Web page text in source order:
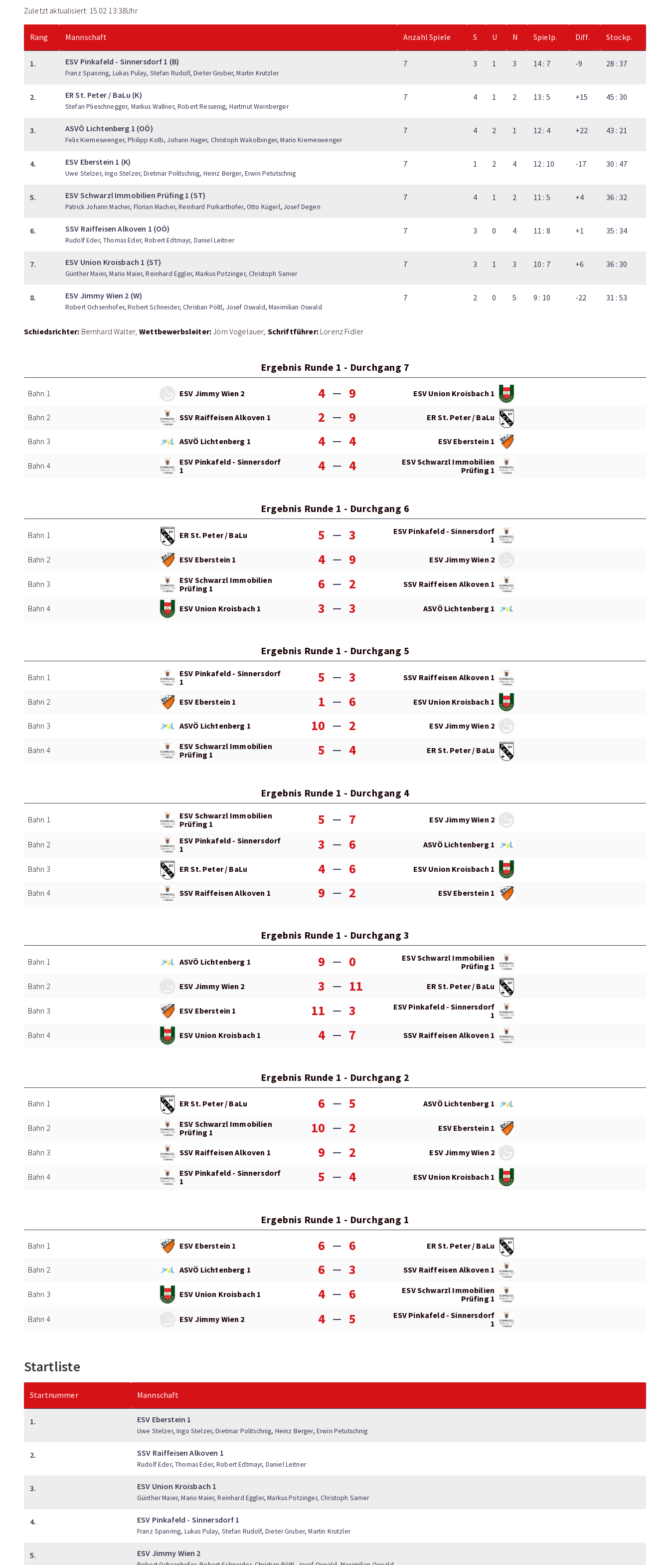
Zuletzt aktualisiert: 15.02 13:38Uhr
Rang Mannschaft Anzahl Spiele S U N Spielp. Diff. Stockp.
1. ESV Pinkafeld - Sinnersdorf 1 (B)
Franz Spanring, Lukas Pulay, Stefan Rudolf, Dieter Gruber, Martin Krutzler
7 3 1 3 14 : 7 -9 28 : 37
2. ER St. Peter / BaLu (K)
Stefan Plieschnegger, Markus Wallner, Robert Ressenig, Hartmut Weinberger
7 4 1 2 13 : 5 +15 45 : 30
3. ASVÖ Lichtenberg 1 (OÖ)
Felix Kiemeswenger, Philipp Kolb, Johann Hager, Christoph Wakolbinger, Mario Kiemeswenger
7 4 2 1 12 : 4 +22 43 : 21
4. ESV Eberstein 1 (K)
Uwe Stelzer, Ingo Stelzer, Dietmar Politschnig, Heinz Berger, Erwin Petutschnig
7 1 2 4 12 : 10 -17 30 : 47
5. ESV Schwarzl Immobilien Prüfing 1 (ST)
Patrick Johann Macher, Florian Macher, Reinhard Purkarthofer, Otto Kügerl, Josef Degen
7 4 1 2 11 : 5 +4 36 : 32
6. SSV Raiffeisen Alkoven 1 (OÖ)
Rudolf Eder, Thomas Eder, Robert Edtmayr, Daniel Leitner
7 3 0 4 11 : 8 +1 35 : 34
7. ESV Union Kroisbach 1 (ST)
Günther Maier, Mario Maier, Reinhard Eggler, Markus Potzinger, Christoph Samer
7 3 1 3 10 : 7 +6 36 : 30
8. ESV Jimmy Wien 2 (W)
Robert Ochsenhofer, Robert Schneider, Christian Pöltl, Josef Oswald, Maximilian Oswald
7 2 0 5 9 : 10 -22 31 : 53
Schiedsrichter: Bernhard Walter Wettbewerbsleiter:Jörn Vogelauer Schriftführer: Lorenz Fidler
Ergebnis Runde 1 - Durchgang 7
Bahn 1 ESV Jimmy Wien 2 4 9 ESV Union Kroisbach 1
Bahn 2 SSV Raiffeisen Alkoven 1 2 9 ER St. Peter / BaLu
Bahn 3 ASVÖ Lichtenberg 1 4 4 ESV Eberstein 1
Bahn 4
ESV Pinkafeld - Sinnersdorf
1
4 4
ESV Schwarzl Immobilien
Prüfing 1
Ergebnis Runde 1 - Durchgang 6
Bahn 1 ER St. Peter / BaLu 5 3
ESV Pinkafeld - Sinnersdorf
1
Bahn 2 ESV Eberstein 1 4 9 ESV Jimmy Wien 2
Bahn 3
ESV Schwarzl Immobilien
Prüfing 1
6 2 SSV Raiffeisen Alkoven 1
Bahn 4 ESV Union Kroisbach 1 3 3 ASVÖ Lichtenberg 1
Ergebnis Runde 1 - Durchgang 5
Bahn 1
ESV Pinkafeld - Sinnersdorf
1
5 3 SSV Raiffeisen Alkoven 1
Bahn 2 ESV Eberstein 1 1 6 ESV Union Kroisbach 1
Bahn 3 ASVÖ Lichtenberg 1 10 2 ESV Jimmy Wien 2
Bahn 4
ESV Schwarzl Immobilien
Prüfing 1
5 4 ER St. Peter / BaLu
Ergebnis Runde 1 - Durchgang 4
Bahn 1
ESV Schwarzl Immobilien
Prüfing 1
5 7 ESV Jimmy Wien 2
Bahn 2
ESV Pinkafeld - Sinnersdorf
1
3 6 ASVÖ Lichtenberg 1
Bahn 3 ER St. Peter / BaLu 4 6 ESV Union Kroisbach 1
Bahn 4 SSV Raiffeisen Alkoven 1 9 2 ESV Eberstein 1
Ergebnis Runde 1 - Durchgang 3
Bahn 1 ASVÖ Lichtenberg 1 9 0
ESV Schwarzl Immobilien
Prüfing 1
Bahn 2 ESV Jimmy Wien 2 3 11 ER St. Peter / BaLu
Bahn 3 ESV Eberstein 1 11 3
ESV Pinkafeld - Sinnersdorf
1
Bahn 4 ESV Union Kroisbach 1 4 7 SSV Raiffeisen Alkoven 1
Ergebnis Runde 1 - Durchgang 2
Bahn 1 ER St. Peter / BaLu 6 5 ASVÖ Lichtenberg 1
Bahn 2
ESV Schwarzl Immobilien
Prüfing 1
10 2 ESV Eberstein 1
Bahn 3 SSV Raiffeisen Alkoven 1 9 2 ESV Jimmy Wien 2
Bahn 4
ESV Pinkafeld - Sinnersdorf
1
5 4 ESV Union Kroisbach 1
Ergebnis Runde 1 - Durchgang 1
Bahn 1 ESV Eberstein 1 6 6 ER St. Peter / BaLu
Bahn 2 ASVÖ Lichtenberg 1 6 3 SSV Raiffeisen Alkoven 1
Bahn 3 ESV Union Kroisbach 1 4 6
ESV Schwarzl Immobilien
Prüfing 1
Bahn 4 ESV Jimmy Wien 2 4 5
ESV Pinkafeld - Sinnersdorf
1
Startliste
Startnummer Mannschaft
1. ESV Eberstein 1
Uwe Stelzer, Ingo Stelzer, Dietmar Politschnig, Heinz Berger, Erwin Petutschnig
2. SSV Raiffeisen Alkoven 1
Rudolf Eder, Thomas Eder, Robert Edtmayr, Daniel Leitner
3. ESV Union Kroisbach 1
Günther Maier, Mario Maier, Reinhard Eggler, Markus Potzinger, Christoph Samer
4. ESV Pinkafeld - Sinnersdorf 1
Franz Spanring, Lukas Pulay, Stefan Rudolf, Dieter Gruber, Martin Krutzler
5. ESV Jimmy Wien 2